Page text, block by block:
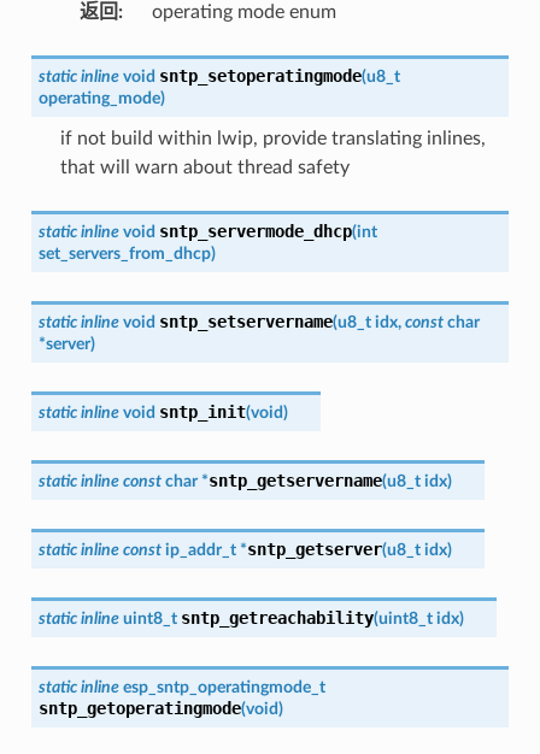
返回 : operating mode enum
static inline void sntp_setoperatingmode(u8_t
operating_mode)
if not build within lwip, provide translating inlines,
that will warn about thread safety
static inline void sntp_servermode_dhcp(int
set_servers_from_dhcp)
static inline void sntp_setservername(u8_t idx, const char
*server)
static inline void sntp_init(void)
static inline const char *sntp_getservername(u8_t idx)
static inline const ip_addr_t *sntp_getserver(u8_t idx)
static inline uint8_t sntp_getreachability(uint8_t idx)
static inline esp_sntp_operatingmode_t
sntp_getoperatingmode(void)